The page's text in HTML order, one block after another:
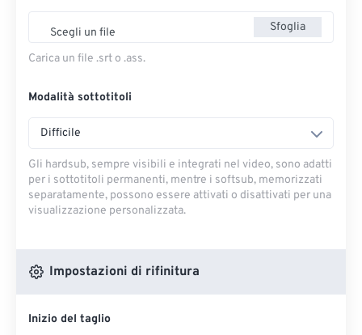
Scegli un file Sfoglia
Carica un file .srt o .ass.
Modalità sottotitoli
Difficile
Gli hardsub, sempre visibili e integrati nel video, sono adatti
per i sottotitoli permanenti, mentre i softsub, memorizzati
separatamente, possono essere attivati ​​o disattivati ​​per una
visualizzazione personalizzata.
Impostazioni di rifinitura
Inizio del taglio